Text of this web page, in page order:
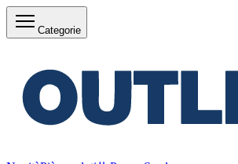
Categorie